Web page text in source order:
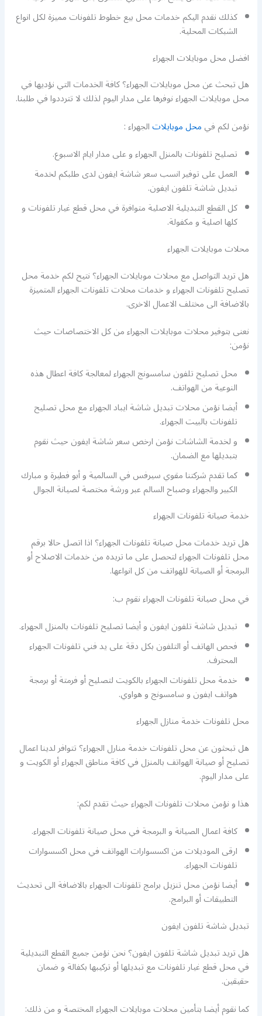
كذلك نقدم اليكم خدمات محل بيع خطوط تلفونات مميزة لكل انواع
الشبكات المحلية.
افضل محل موبايلات الجهراء
هل تبحث عن محل موبايلات الجهراء؟ كافة الخدمات التي نؤديها في
محل موبايلات الجهراء نوفرها على مدار اليوم لذلك لا تترددوا في طلبنا.
نؤمن لكم فيمحل موبايلاتالجهراء :
تصليح تلفونات بالمنزل الجهراء و على مدار ايام الاسبوع.
العمل على توفير انسب سعر شاشة ايفون لدى طلبكم لخدمة
تبديل شاشة تلفون ايفون.
كل القطع التبديلية الاصلية متوافرة في محل قطع غيار تلفونات و
كلها اصلية و مكفولة.
محلات موبايلات الجهراء
هل تريد التواصل مع محلات موبايلات الجهراء؟ نتيح لكم خدمة محل
تصليح تلفونات الجهراء و خدمات محلات تلفونات الجهراء المتميزة
بالاضافة الى مختلف الاعمال الاخرى.
نعنى بتوفير محلات موبايلات الجهراء من كل الاختصاصات حيث
نؤمن:
محل تصليح تلفون سامسونج الجهراء لمعالجة كافة اعطال هذه
النوعية من الهواتف.
أيضا نؤمن محلات تبديل شاشة ايباد الجهراء مع محل تصليح
تلفونات بالبيت الجهراء.
و لخدمة الشاشات نؤمن ارخص سعر شاشة ايفون حيث نقوم
بتبديلها مع الضمان.
كما تقدم شركتنا مقوي سيرفس في السالمية و أبو فطيرة و مبارك
الكبير والجهراء وصباح السالم عبر ورشة مختصة لصيانة الجوال
خدمة صيانة تلفونات الجهراء
هل تريد خدمات محل صيانة تلفونات الجهراء؟ اذا اتصل حالا برقم
محل تلفونات الجهراء لتحصل على ما تريده من خدمات الاصلاح أو
البرمجة أو الصيانة للهواتف من كل انواعها.
في محل صيانة تلفونات الجهراء نقوم ب:
تبديل شاشة تلفون ايفون و أيضا تصليح تلفونات بالمنزل الجهراء.
فحص الهاتف أو التلفون بكل دقة على يد فني تلفونات الجهراء
المحترف.
خدمة محل تلفونات الجهراء بالكويت لتصليح أو فرمتة أو برمجة
هواتف ايفون و سامسونج و هواوي.
محل تلفونات خدمة منازل الجهراء
هل تبحثون عن محل تلفونات خدمة منارل الجهراء؟ تتوافر لدينا اعمال
تصليح أو صيانة الهواتف بالمنزل في كافة مناطق الجهراء أو الكويت و
على مدار اليوم.
هذا و نؤمن محلات تلفونات الجهراء حيث تقدم لكم:
كافة اعمال الصيانة و البرمجة في محل صيانة تلفونات الجهراء.
ارقى الموديلات من اكسسوارات الهواتف في محل اكسسوارات
تلفونات الجهراء.
أيضا نؤمن محل تنزيل برامج تلفونات الجهراء بالاضافة الى تحديث
التطبيقات أو البرامج.
تبديل شاشة تلفون ايفون
هل تريد تبديل شاشة تلفون ايفون؟ نحن نؤمن جميع القطع التبديلية
في محل قطع غيار تلفونات مع تبديلها أو تركيبها بكفالة و ضمان
حقيقين.
كما نقوم أيضا بتأمين محلات موبايلات الجهراء المختصة و من ذلك: